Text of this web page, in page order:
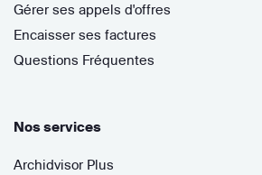
Gérer ses appels d'offres
Encaisser ses factures
Questions Fréquentes
Nos services
Archidvisor Plus